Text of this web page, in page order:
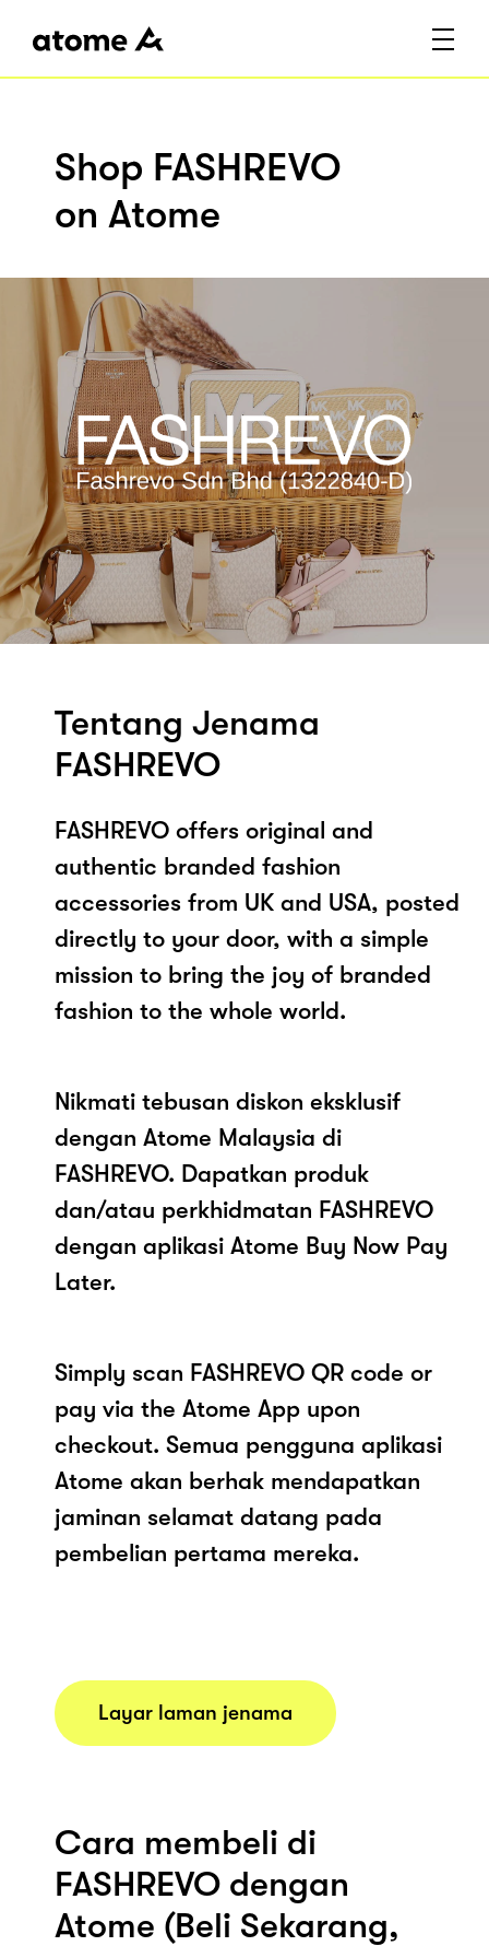
Shop FASHREVO
on Atome
Tentang Jenama
FASHREVO
FASHREVO offers original and
authentic branded fashion
accessories from UK and USA, posted
directly to your door, with a simple
mission to bring the joy of branded
fashion to the whole world.
Nikmati tebusan diskon eksklusif
dengan Atome Malaysia di
FASHREVO. Dapatkan produk
dan/atau perkhidmatan FASHREVO
dengan aplikasi Atome Buy Now Pay
Later.
Simply scan FASHREVO QR code or
pay via the Atome App upon
checkout. Semua pengguna aplikasi
Atome akan berhak mendapatkan
jaminan selamat datang pada
pembelian pertama mereka.
Layar laman jenama
Cara membeli di
FASHREVO dengan
Atome (Beli Sekarang,